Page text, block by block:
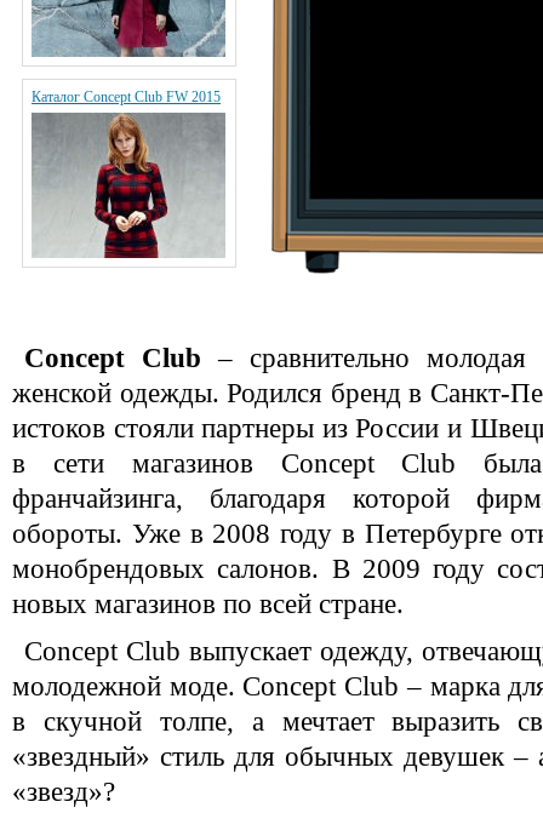
Каталог Concept Club FW 2015
Concept Club – сравнительно
женской одежды. Родился бренд в Санкт-
истоков стояли партнеры из России и
в сети магазинов Concept Club была
франчайзинга, благодаря которой
обороты. Уже в 2008 году в Петербурге
монобрендовых салонов. В 2009 году
новых магазинов по всей стране.
Concept Club выпускает одежду,
молодежной моде. Concept Club – марка
в скучной толпе, а мечтает выразить
«звездный» стиль для обычных девушек
«звезд»?